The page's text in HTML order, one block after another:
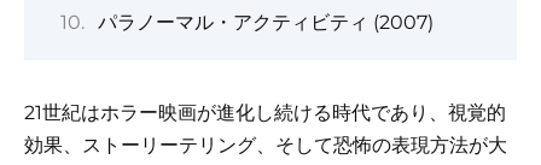
パラノーマル・アクティビティ (2007)
21世紀はホラー映画が進化し続ける時代であり、視覚的
効果、ストーリーテリング、そして恐怖の表現方法が大